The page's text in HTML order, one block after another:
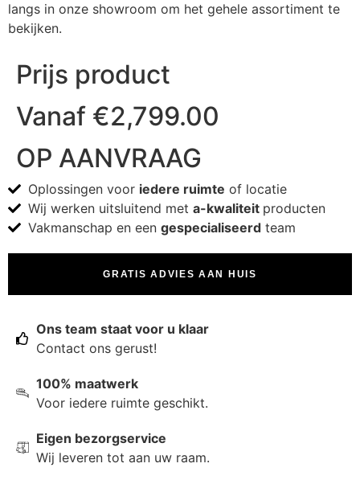
langs in onze showroom om het gehele assortiment te
bekijken.
Prijs product
Vanaf €2,799.00
OP AANVRAAG
Oplossingen voor iedere ruimte of locatie
Wij werken uitsluitend met a-kwaliteit producten
Vakmanschap en een gespecialiseerd team
GRATIS ADVIES AAN HUIS
Ons team staat voor u klaar
Contact ons gerust!
100% maatwerk
Voor iedere ruimte geschikt.
Eigen bezorgservice
Wij leveren tot aan uw raam.